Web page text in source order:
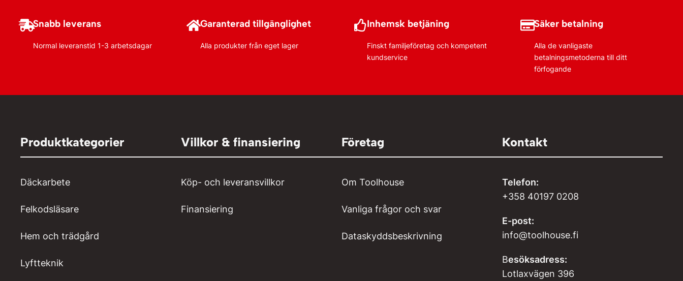
Snabb leverans
Normal leveranstid 1-3 arbetsdagar
Garanterad tillgänglighet
Alla produkter från eget lager
Inhemsk betjäning
Finskt familjeföretag och kompetent
kundservice
Säker betalning
Alla de vanligaste
betalningsmetoderna till ditt
förfogande
Produktkategorier
Däckarbete
Felkodsläsare
Hem och trädgård
Lyftteknik
Villkor & finansiering
Köp- och leveransvillkor
Finansiering
Företag
Om Toolhouse
Vanliga frågor och svar
Dataskyddsbeskrivning
Kontakt
Telefon:
+358 40197 0208
E-post:
info@toolhouse.fi
Besöksadress:
Lotlaxvägen 396